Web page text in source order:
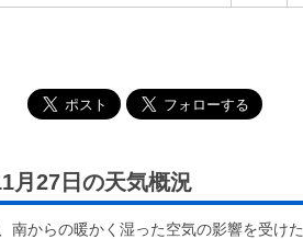
月27日の天気概況
南からの暖かく湿った空気の影響を受け